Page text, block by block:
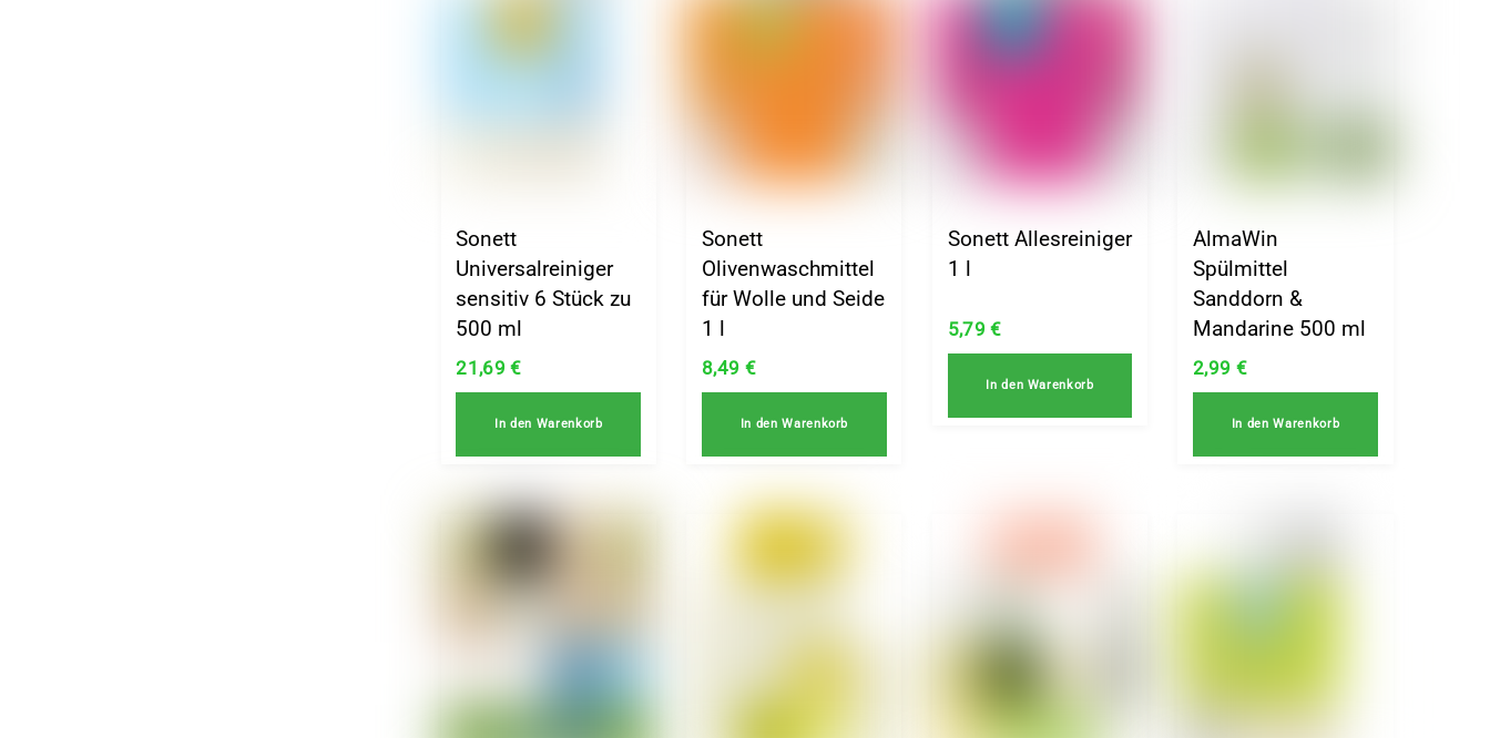
Sonett
Universalreiniger
sensitiv 6 Stück zu
500 ml
21,69€
In den Warenkorb
Sonett
Olivenwaschmittel
für Wolle und Seide
1 l
8,49 €
In den Warenkorb
Sonett Allesreiniger
1 l
5,79€
In den Warenkorb
AlmaWin
Spülmittel
Sanddorn &
Mandarine 500 ml
2,99 €
In den Warenkorb